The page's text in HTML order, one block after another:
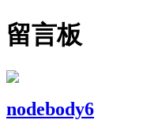
留言板
nodebody6